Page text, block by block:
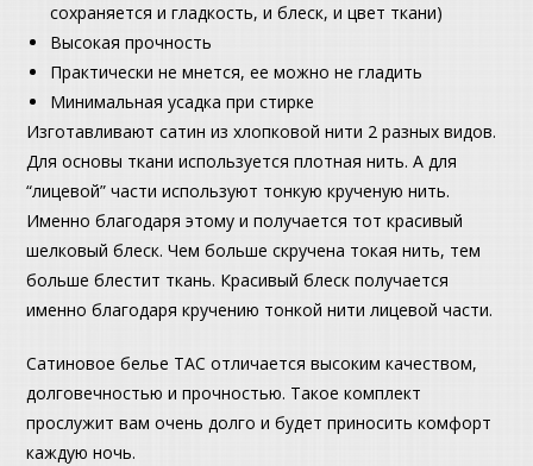
сохраняется и гладкость, и блеск, и цвет ткани)
Высокая прочность
Практически не мнется, ее можно не гладить
Минимальная усадка при стирке
Изготавливают сатин из хлопковой нити 2 разных видов.
Для основы ткани используется плотная нить. А для
“лицевой” части используют тонкую крученую нить.
Именно благодаря этому и получается тот красивый
шелковый блеск. Чем больше скручена токая нить, тем
больше блестит ткань. Красивый блеск получается
именно благодаря кручению тонкой нити лицевой части.
Сатиновое белье ТАС отличается высоким качеством,
долговечностью и прочностью. Такое комплект
прослужит вам очень долго и будет приносить комфорт
каждую ночь.